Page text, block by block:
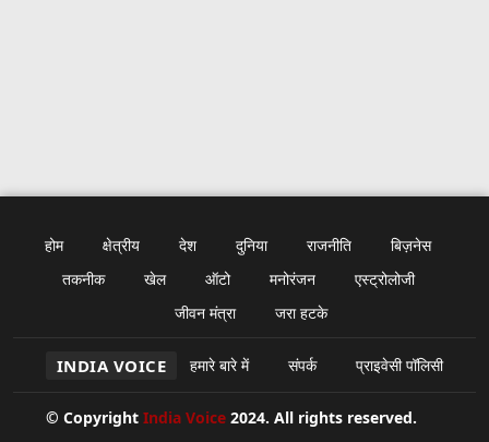
होम क्षेत्रीय देश दुनिया राजनीति
बिज़नेस
तकनीक
खेल ऑटो मनोरंजन
एस्ट्रोलोजी
जीवन मंत्रा
जरा हटके
INDIA VOICE हमारे बारे में संपर्क प्राइवेसी पॉलिसी
© Copyright India Voice 2024. All rights reserved.